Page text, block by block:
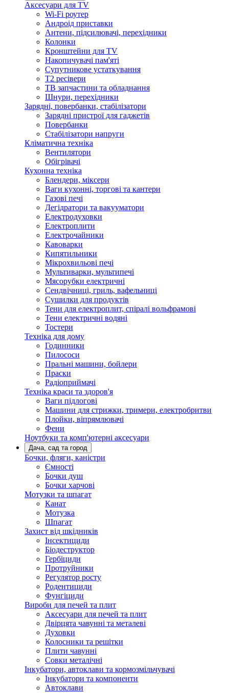
Аксесуари для TV
Wi-Fi роутер
Андроід приставки
Антени, підсилювачі, перехідники
Колонки
Кронштейни для TV
Накопичувачі пам'яті
Супутникове устаткування
Т2 ресівери
ТВ запчастини та обладнання
Шнури, перехідники
Зарядні, повербанки, стабілізатори
Зарядні пристрої для гаджетів
Повербанки
Стабілізатори напруги
Кліматична техніка
Вентилятори
Обігрівачі
Кухонна техніка
Блендери, міксери
Ваги кухонні, торгові та кантери
Газові печі
Дегідратори та вакууматори
Електродуховки
Електроплити
Електрочайники
Кавоварки
Кипятильники
Мікрохвильові печі
Мультиварки, мультипечі
Мясорубки електричні
Сендвічниці, гриль, вафельниці
Сушилки для продуктів
Тени для електроплит, спіралі вольфрамові
Тени електричні водяні
Тостери
Техніка для дому
Годинники
Пилососи
Пральні машини, бойлери
Праски
Радіоприймачі
Техніка краси та здоров'я
Ваги підлогові
Машини для стрижки, тримери, електробритви
Плойки, віпрямлювачі
Фени
Ноутбуки та комп'ютерні аксесуари
Дача, сад та город
Бочки, фляги, каністри
Ємності
Бочки душ
Бочки харчові
Мотузки та шпагат
Канат
Мотузка
Шпагат
Захист від шкідників
Інсектициди
Біодеструктор
Гербіциди
Протруйники
Регулятор росту
Родентициди
Фунгіциди
Вироби для печей та плит
Аксесуари для печей та плит
Двірцята чавунні та металеві
Духовки
Колосники та решітки
Плити чавунні
Совки металічні
Інкубатори, автоклави та кормозмільчувачі
Інкубатори та компоненти
Автоклави